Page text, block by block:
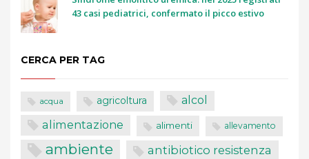
43 casi pediatrici, confermato il picco estivo
CERCA PER TAG
acqua agricoltura alcol
alimentazione alimenti allevamento
ambiente antibiotico resistenza